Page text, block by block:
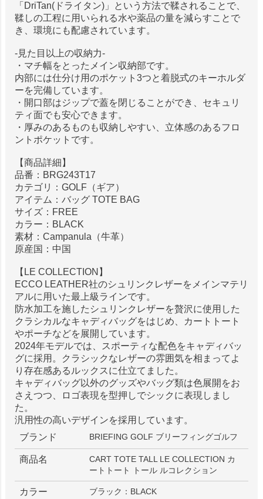
「DriTan(ドライタン)」という方法で鞣されることで、
鞣しの工程に用いられる水や薬品の量を減らすことで
き、環境にも配慮されています。
-見た目以上の収納力-
・マチ幅をとったメイン収納部です。
内部には仕分け用のポケット3つと着脱式のキーホルダ
ーを完備しています。
・開口部はジップで蓋を閉じることができ、セキュリ
ティ面でも安心できます。
・厚みのあるものも収納しやすい、立体感のあるフロ
ントポケットです。
【商品詳細】
品番：BRG243T17
カテゴリ：GOLF（ギア）
アイテム：バッグ TOTE BAG
サイズ：FREE
カラー：BLACK
素材：Campanula（牛革）
原産国：中国
【LE COLLECTION】
ECCO LEATHER社のシュリンクレザーをメインマテリ
アルに用いた最上級ラインです。
防水加工を施したシュリンクレザーを贅沢に使用した
クラシカルなキャディバッグをはじめ、カートトート
やポーチなどを展開しています。
2024年モデルでは、スポーティな配色をキャディバッ
グに採用。クラシックなレザーの雰囲気を相まってよ
り存在感あるルックスに仕立てました。
キャディバッグ以外のグッズやバッグ類は色展開をお
さえつつ、ロゴ表現を型押しでシックに表現しまし
た。
汎用性の高いデザインを採用しています。
ブランド
BRIEFING GOLF ブリーフィングゴルフ
商品名
CART TOTE TALL LE COLLECTION カ
ートトート トール ルコレクション
カラー ブラック：BLACK